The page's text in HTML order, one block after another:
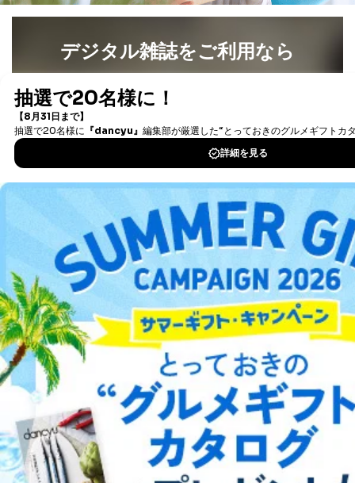
デジタル雑誌をご利用なら
書籍）が無料で読み放題！
DOWNLOAD FOR IOS
DOWNLOAD FOR ANDROID
ご利用方法はこちら
総合案内
アフィリエイト 採用情報
プレスリリース お問い合わせ
利用規約プライバシーポリシー 特定商取引法に基づく表示
出版社の皆様へ
投資家の皆様へサイトマップ